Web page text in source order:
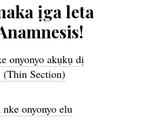
ịga leta
onyonyo akụkụ dị
Section)
onyonyo elu